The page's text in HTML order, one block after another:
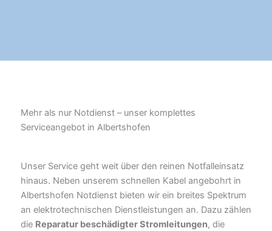
Mehr als nur Notdienst – unser komplettes
Serviceangebot in Albertshofen
Unser Service geht weit über den reinen Notfalleinsatz
hinaus. Neben unserem schnellen Kabel angebohrt in
Albertshofen Notdienst bieten wir ein breites Spektrum
an elektrotechnischen Dienstleistungen an. Dazu zählen
die Reparatur beschädigter Stromleitungen, die